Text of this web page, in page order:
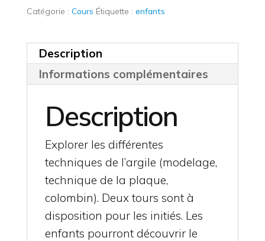
Catégorie : Cours Étiquette : enfants
Description
Informations complémentaires
Description
Explorer les différentes
techniques de l’argile (modelage,
technique de la plaque,
colombin). Deux tours sont à
disposition pour les initiés. Les
enfants pourront découvrir le